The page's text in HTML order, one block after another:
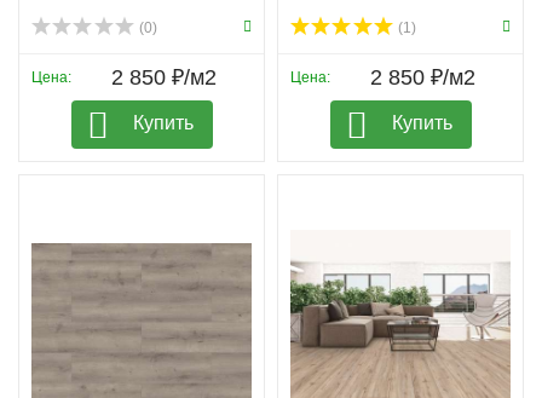
(0)
Цена: 2 850 ₽/м2
Купить
(1)
Цена: 2 850 ₽/м2
Купить